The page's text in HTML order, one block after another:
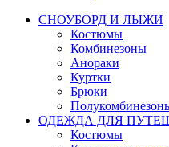
СНОУБОРД И ЛЫЖИ
Костюмы
Комбинезоны
Анораки
Куртки
Брюки
ОДЕЖДА ДЛЯ
Костюмы